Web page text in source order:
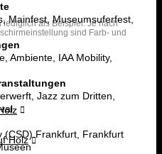
lediglich als Beispiel. Je nach
sind Farb- und
Holz
Mainfest, Museumsuferfest,
Ambiente, IAA Mobility,
Jazz zum Dritten,
(CSD) Frankfurt, Frankfurt